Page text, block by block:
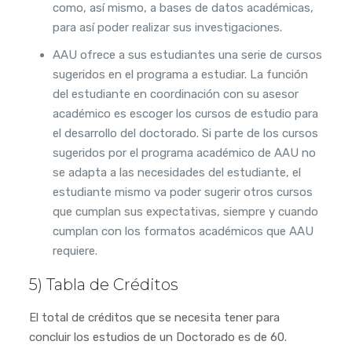
como, así mismo, a bases de datos académicas,
para así poder realizar sus investigaciones.
AAU ofrece a sus estudiantes una serie de cursos
sugeridos en el programa a estudiar. La función
del estudiante en coordinación con su asesor
académico es escoger los cursos de estudio para
el desarrollo del doctorado. Si parte de los cursos
sugeridos por el programa académico de AAU no
se adapta a las necesidades del estudiante, el
estudiante mismo va poder sugerir otros cursos
que cumplan sus expectativas, siempre y cuando
cumplan con los formatos académicos que AAU
requiere.
5) Tabla de Créditos
El total de créditos que se necesita tener para
concluir los estudios de un Doctorado es de 60.